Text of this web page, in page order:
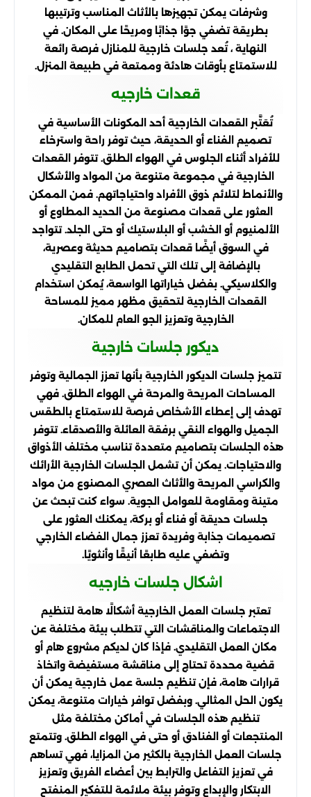
وشرفات يمكن تجهيزها بالأثاث المناسب وترتيبها
بطريقة تضفي جوًا جذابًا ومريحًا على المكان. في
النهاية ، تُعد جلسات خارجية للمنازل فرصة رائعة
للاستمتاع بأوقات هادئة وممتعة في طبيعة المنزل.
قعدات خارجيه
تُعَتَّبر القعدات الخارجية أحد المكونات الأساسية في
تصميم الفناء أو الحديقة، حيث توفر راحة واسترخاء
للأفراد أثناء الجلوس في الهواء الطلق. تتوفر القعدات
الخارجية في مجموعة متنوعة من المواد والأشكال
والأنماط لتلائم ذوق الأفراد واحتياجاتهم. فمن الممكن
العثور على قعدات مصنوعة من الحديد المطاوع أو
الألمنيوم أو الخشب أو البلاستيك أو حتى الجلد. تتواجد
في السوق أيضًا قعدات بتصاميم حديثة وعصرية،
بالإضافة إلى تلك التي تحمل الطابع التقليدي
والكلاسيكي. بفضل خياراتها الواسعة، يُمكن استخدام
القعدات الخارجية لتحقيق مظهر مميز للمساحة
الخارجية وتعزيز الجو العام للمكان.
ديكور جلسات خارجية
تتميز جلسات الديكور الخارجية بأنها تعزز الجمالية وتوفر
المساحات المريحة والمرحة في الهواء الطلق. فهي
تهدف إلى إعطاء الأشخاص فرصة للاستمتاع بالطقس
الجميل والهواء النقي برفقة العائلة والأصدقاء. تتوفر
هذه الجلسات بتصاميم متعددة تناسب مختلف الأذواق
والاحتياجات. يمكن أن تشمل الجلسات الخارجية الأرائك
والكراسي المريحة والأثاث العصري المصنوع من مواد
متينة ومقاومة للعوامل الجوية. سواء كنت تبحث عن
جلسات حديقة أو فناء أو بركة، يمكنك العثور على
تصميمات جذابة وفريدة تعزز جمال الفضاء الخارجي
وتضفي عليه طابعًا أنيقًا وأنثويًا.
اشكال جلسات خارجيه
تعتبر جلسات العمل الخارجية أشكالًا هامة لتنظيم
الاجتماعات والمناقشات التي تتطلب بيئة مختلفة عن
مكان العمل التقليدي. فإذا كان لديكم مشروع هام أو
قضية محددة تحتاج إلى مناقشة مستفيضة واتخاذ
قرارات هامة، فإن تنظيم جلسة عمل خارجية يمكن أن
يكون الحل المثالي. وبفضل توافر خيارات متنوعة، يمكن
تنظيم هذه الجلسات في أماكن مختلفة مثل
المنتجعات أو الفنادق أو حتى في الهواء الطلق. وتتمتع
جلسات العمل الخارجية بالكثير من المزايا، فهي تساهم
في تعزيز التفاعل والترابط بين أعضاء الفريق وتعزيز
الابتكار والإبداع وتوفر بيئة ملائمة للتفكير المنفتح